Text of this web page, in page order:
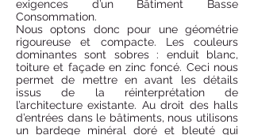
exigences d’un Bâtiment Basse
Consommation.
Nous optons donc pour une géométrie
rigoureuse et compacte. Les couleurs
dominantes sont sobres : enduit blanc,
toiture et façade en zinc foncé. Ceci nous
permet de mettre en avant les détails
issus de la réinterprétation de
l’architecture existante. Au droit des halls
d’entrées dans le bâtiments, nous utilisons
un bardege minéral doré et bleuté qui